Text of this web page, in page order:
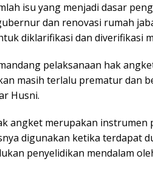
isu yang menjadi dasar
dan renovasi rumah
diklarifikasi dan diverifikasi
pelaksanaan hak
masih terlalu prematur dan
Husni.
angket merupakan
digunakan ketika terdapat
penyelidikan mendalam